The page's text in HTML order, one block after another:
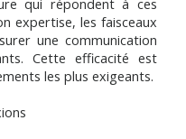
qui répondent à ces
expertise, les faisceaux
une communication
Cette efficacité est
les plus exigeants.